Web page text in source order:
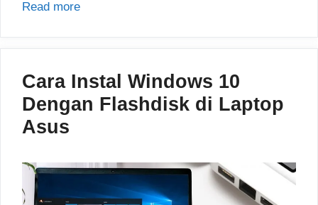
Read more
Cara Instal Windows 10
Dengan Flashdisk di Laptop
Asus